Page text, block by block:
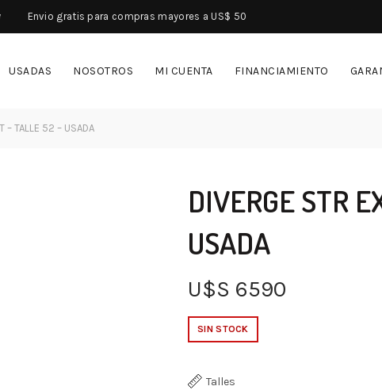
Envio gratis para compras mayores a US$ 50
USADAS NOSOTROS MI CUENTA FINANCIAMIENTO
– TALLE 52 – USADA
DIVERGE STR
USADA
U$S 6590
SIN STOCK
Talles